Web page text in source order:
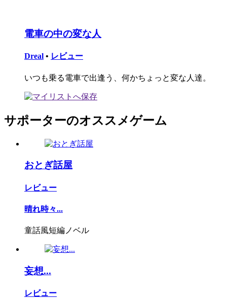
電車の中の変な人
Dreal • レビュー
いつも乗る電車で出逢う、何かちょっと変な人達。
サポーターのオススメゲーム
おとぎ話屋
レビュー
晴れ時々...
童話風短編ノベル
妄想...
レビュー